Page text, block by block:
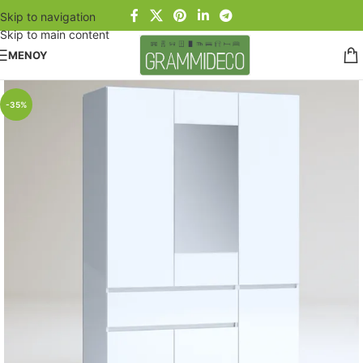
Skip to navigation
Skip to main content
ΜΕΝΟΥ
-35%